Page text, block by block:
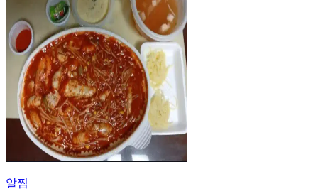
알찜